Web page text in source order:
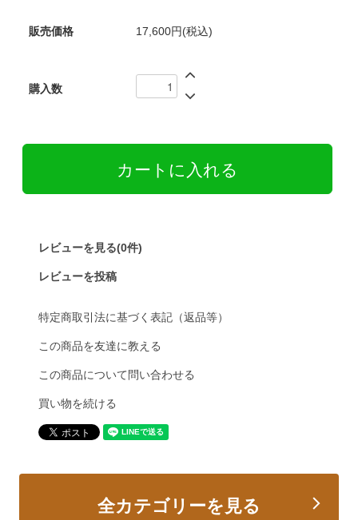
販売価格 17,600円(税込)
購入数
レビューを見る(0件)
レビューを投稿
特定商取引法に基づく表記（返品等）
この商品を友達に教える
この商品について問い合わせる
買い物を続ける
全カテゴリーを見る